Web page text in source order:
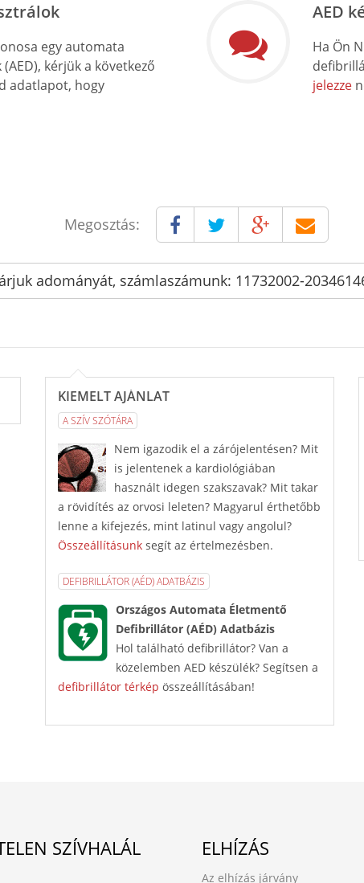
egy automata
kérjük a következő
adatlapot, hogy
AED
Ha Ön
jelezze
Megosztás:
adományát, számlaszámunk: 11732002-
KIEMELT AJÁNLAT
A SZÍV SZÓTÁRA
Nem igazodik el a zárójelentésen? Mit
is jelentenek a kardiológiában
használt idegen szakszavak? Mit takar
a rövidítés az orvosi leleten? Magyarul érthetőbb
lenne a kifejezés, mint latinul vagy angolul?
Összeállításunk segít az értelmezésben.
DEFIBRILLÁTOR (AÉD) ADATBÁZIS
Országos Automata Életmentő
Defibrillátor (AÉD) Adatbázis
Hol található defibrillátor? Van a
közelemben AED készülék? Segítsen a
defibrillátor térkép összeállításában!
SZÍVHALÁL ELHÍZÁS
Az elhízás járvány